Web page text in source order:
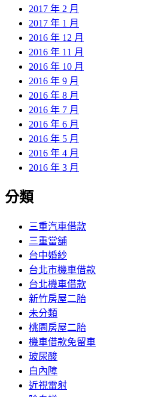
2017 年 2 月
2017 年 1 月
2016 年 12 月
2016 年 11 月
2016 年 10 月
2016 年 9 月
2016 年 8 月
2016 年 7 月
2016 年 6 月
2016 年 5 月
2016 年 4 月
2016 年 3 月
分類
三重汽車借款
三重當舖
台中婚紗
台北市機車借款
台北機車借款
新竹房屋二胎
未分類
桃園房屋二胎
機車借款免留車
玻尿酸
白內障
近視雷射